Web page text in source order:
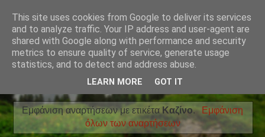
Εμφάνιση αναρτήσεων με ετικέτα Καζίνο. Εμφάνιση
όλων των αναρτήσεων
This site uses cookies from Google to deliver its services
and to analyze traffic. Your IP address and user-agent are
shared with Google along with performance and security
metrics to ensure quality of service, generate usage
statistics, and to detect and address abuse.
LEARN MORE GOT IT